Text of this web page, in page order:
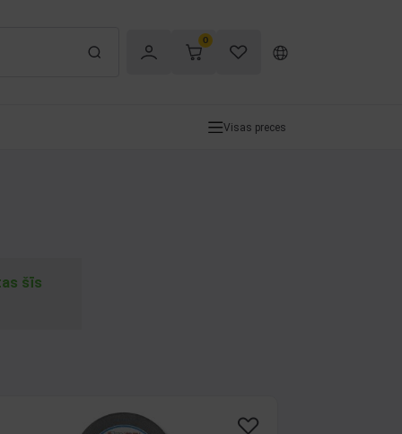
0
Visas preces
šīs